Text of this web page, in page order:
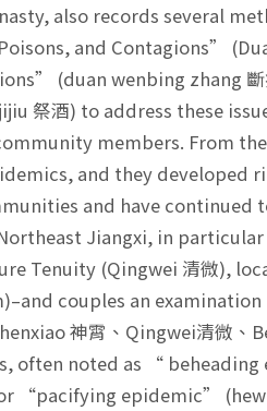
also records several
and Contagions”
(duan wenbing zhang
祭酒) to address these
members. From
and they developed
and have
Jiangxi, in
Tenuity (Qingwei 清微),
couples an
神霄、Qingwei清微、
often noted as “
“pacifying epidemic”